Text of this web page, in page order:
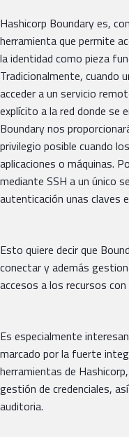
Hashicorp Boundary es,
herramienta que permite
la identidad como pieza
Tradicionalmente, cuando
acceder a un servicio
explícito a la red donde se
Boundary nos
privilegio posible cuando
aplicaciones o máquinas.
mediante SSH a un único
autenticación unas claves
Esto quiere decir que
conectar y además
accesos a los recursos
Es especialmente
marcado por la fuerte
herramientas de
gestión de credenciales,
auditoria.